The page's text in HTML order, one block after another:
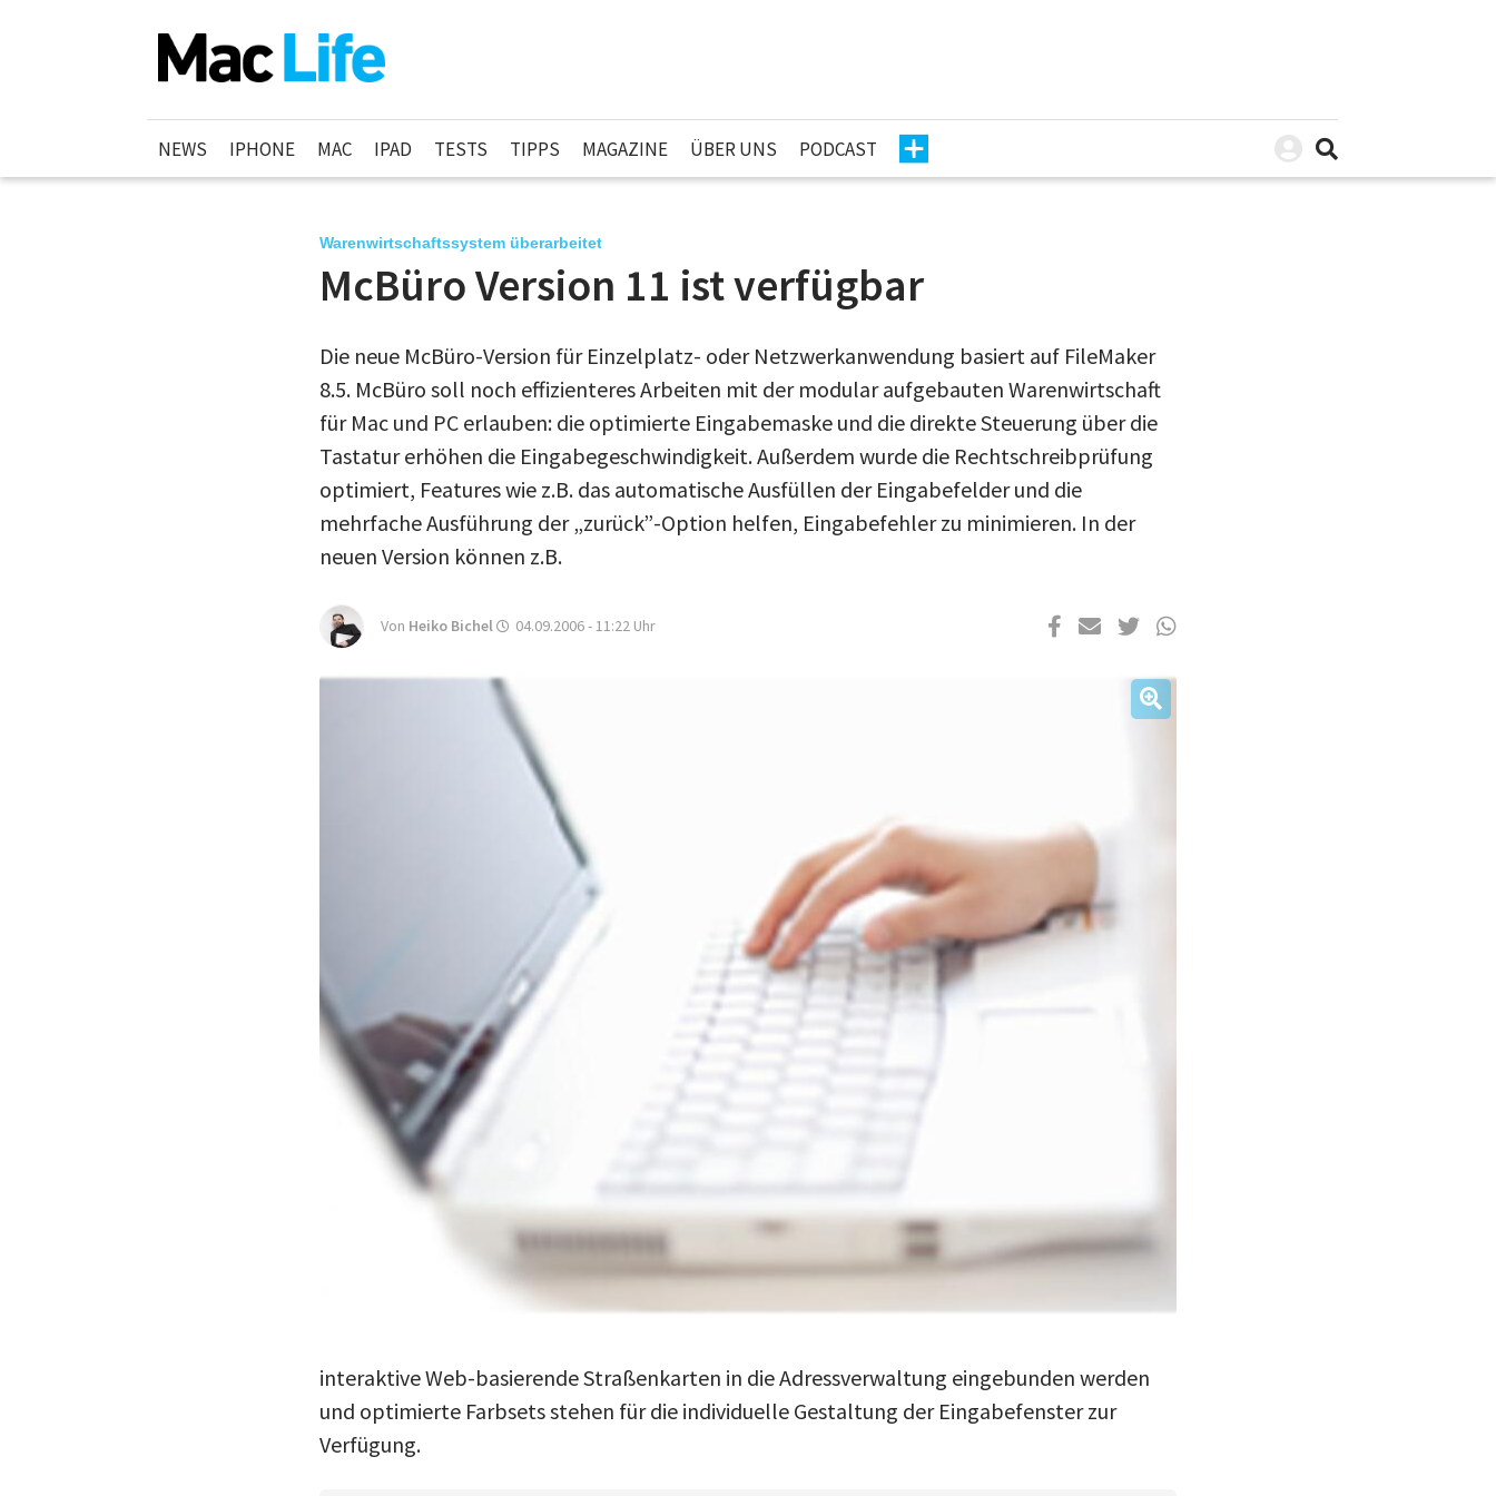
NEWS IPHONE MAC IPAD TESTS TIPPS MAGAZINE ÜBER UNS PODCAST
Warenwirtschaftssystem überarbeitet
McBüro Version 11 ist verfügbar
Die neue McBüro-Version für Einzelplatz- oder Netzwerkanwendung basiert auf FileMaker
8.5. McBüro soll noch effizienteres Arbeiten mit der modular aufgebauten Warenwirtschaft
für Mac und PC erlauben: die optimierte Eingabemaske und die direkte Steuerung über die
Tastatur erhöhen die Eingabegeschwindigkeit. Außerdem wurde die Rechtschreibprüfung
optimiert, Features wie z.B. das automatische Ausfüllen der Eingabefelder und die
mehrfache Ausführung der „zurück”-Option helfen, Eingabefehler zu minimieren. In der
neuen Version können z.B.
Von Heiko Bichel 04.09.2006 - 11:22 Uhr
interaktive Web-basierende Straßenkarten in die Adressverwaltung eingebunden werden
und optimierte Farbsets stehen für die individuelle Gestaltung der Eingabefenster zur
Verfügung.